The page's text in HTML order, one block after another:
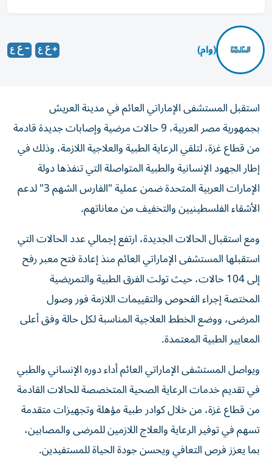
(وام)
استقبل المستشفى الإماراتي العائم في مدينة العريش
بجمهورية مصر العربية، 9 حالات مرضية وإصابات جديدة قادمة
من قطاع غزة، لتلقي الرعاية الطبية والعلاجية اللازمة، وذلك في
إطار الجهود الإنسانية والطبية المتواصلة التي تنفذها دولة
الإمارات العربية المتحدة ضمن عملية "الفارس الشهم 3" لدعم
الأشقاء الفلسطينيين والتخفيف من معاناتهم.
ومع استقبال الحالات الجديدة، ارتفع إجمالي عدد الحالات التي
استقبلها المستشفى الإماراتي العائم منذ إعادة فتح معبر رفح
إلى 104 حالات، حيث تولت الفرق الطبية والتمريضية
المختصة إجراء الفحوص والتقييمات اللازمة فور وصول
المرضى، ووضع الخطط العلاجية المناسبة لكل حالة وفق أعلى
المعايير الطبية المعتمدة.
ويواصل المستشفى الإماراتي العائم أداء دوره الإنساني والطبي
في تقديم خدمات الرعاية الصحية المتخصصة للحالات القادمة
من قطاع غزة، من خلال كوادر طبية مؤهلة وتجهيزات متقدمة
تسهم في توفير الرعاية والعلاج اللازمين للمرضى والمصابين،
بما يعزز فرص التعافي ويحسن جودة الحياة للمستفيدين.